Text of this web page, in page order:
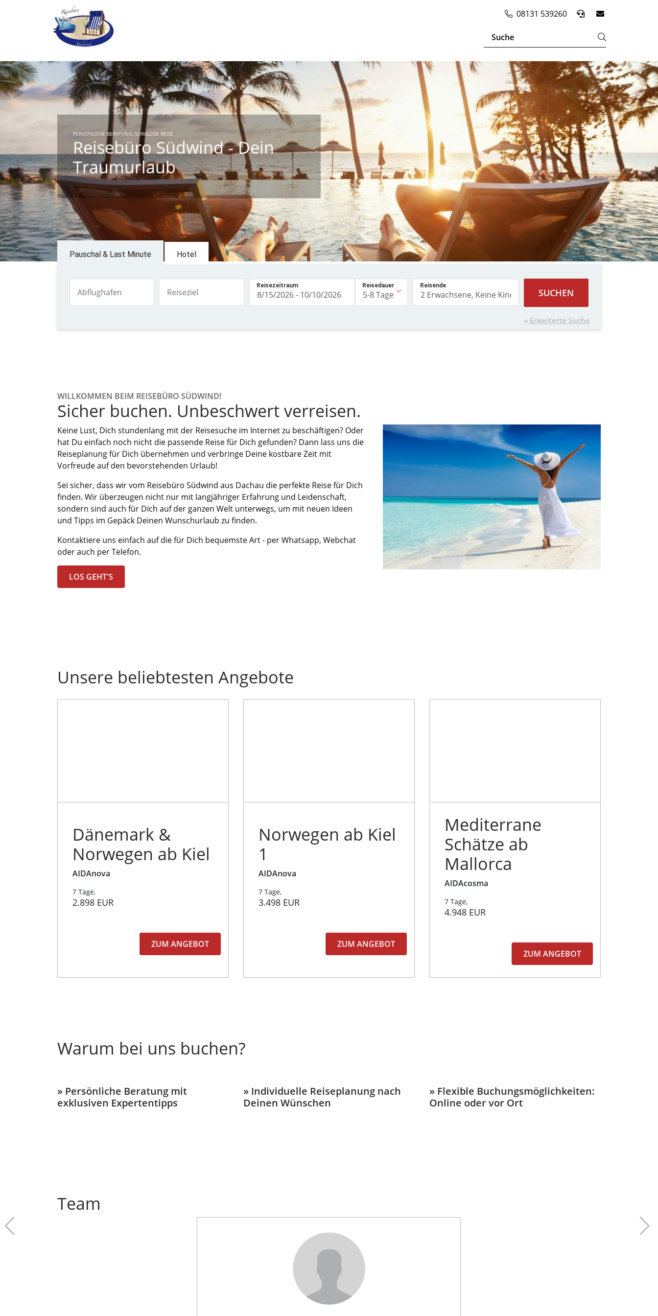
08131 539260
PERSÖNLICHE BERATUNG, SORGLOSE REISE
Reisebüro Südwind - Dein
Traumurlaub
Pauschal & Last Minute Hotel
Reisezeitraum Reisedauer Reisende
SUCHEN
Erweiterte Suche
WILLKOMMEN BEIM REISEBÜRO SÜDWIND!
Sicher buchen. Unbeschwert verreisen.
Keine Lust, Dich stundenlang mit der Reisesuche im Internet zu beschäftigen? Oder
hat Du einfach noch nicht die passende Reise für Dich gefunden? Dann lass uns die
Reiseplanung für Dich übernehmen und verbringe Deine kostbare Zeit mit
Vorfreude auf den bevorstehenden Urlaub!
Sei sicher, dass wir vom Reisebüro Südwind aus Dachau die perfekte Reise für Dich
finden. Wir überzeugen nicht nur mit langjähriger Erfahrung und Leidenschaft,
sondern sind auch für Dich auf der ganzen Welt unterwegs, um mit neuen Ideen
und Tipps im Gepäck Deinen Wunschurlaub zu finden.
Kontaktiere uns einfach auf die für Dich bequemste Art - per Whatsapp, Webchat
oder auch per Telefon.
LOS GEHT'S
Unsere beliebtesten Angebote
Dänemark &
Norwegen ab Kiel
AIDAnova
7 Tage,
2.898 EUR
ZUM ANGEBOT
Norwegen ab Kiel
1
AIDAnova
7 Tage,
3.498 EUR
ZUM ANGEBOT
Mediterrane
Schätze ab
Mallorca
AIDAcosma
7 Tage,
4.948 EUR
ZUM ANGEBOT
Warum bei uns buchen?
» Persönliche Beratung mit
exklusiven Expertentipps
» Individuelle Reiseplanung nach
Deinen Wünschen
» Flexible Buchungsmöglichkeiten:
Online oder vor Ort
Team